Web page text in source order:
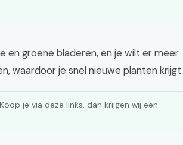
en groene bladeren, en je wilt er meer
waardoor je snel nieuwe planten krijgt.
je via deze links, dan krijgen wij een